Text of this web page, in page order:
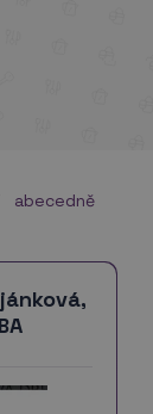
abecedně